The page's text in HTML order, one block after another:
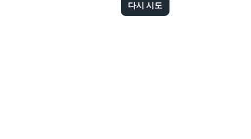
다시 시도